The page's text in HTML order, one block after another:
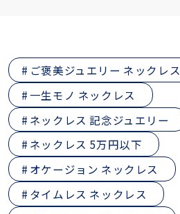
ご褒美ジュエリー ネックレス
一生モノ ネックレス
ネックレス 記念ジュエリー
ネックレス 5万円以下
オケージョン ネックレス
タイムレス ネックレス